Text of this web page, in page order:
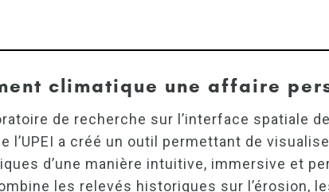
climatique une affaire
de recherche sur l’interface spatiale
l’UPEI a créé un outil permettant de
d’une manière intuitive, immersive et
les relevés historiques sur l’érosion,